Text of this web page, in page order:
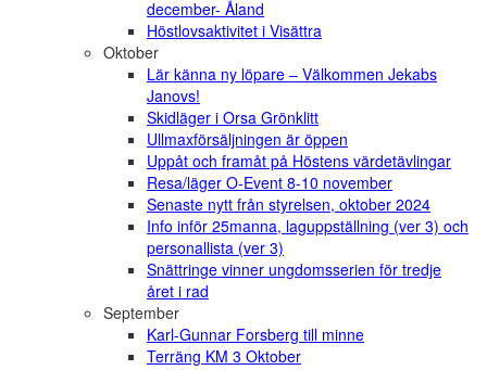
december- Åland
Höstlovsaktivitet i Visättra
Oktober
Lär känna ny löpare – Välkommen Jekabs
Janovs!
Skidläger i Orsa Grönklitt
Ullmaxförsäljningen är öppen
Uppåt och framåt på Höstens värdetävlingar
Resa/läger O-Event 8-10 november
Senaste nytt från styrelsen, oktober 2024
Info inför 25manna, laguppställning (ver 3) och
personallista (ver 3)
Snättringe vinner ungdomsserien för tredje
året i rad
September
Karl-Gunnar Forsberg till minne
Terräng KM 3 Oktober